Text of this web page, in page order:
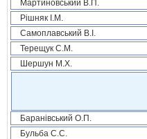
Мартиновський В.П.
Рішняк І.М.
Самоплавський В.І.
Терещук С.М.
Шершун М.Х.
Баранівський О.П.
Бульба С.С.